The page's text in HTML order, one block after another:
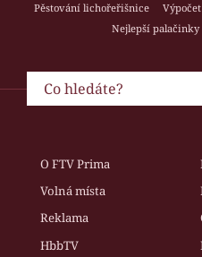
Pěstování lichořeřišnice
Nejlepší palačinky
O FTV Prima
Volná místa
Reklama
HbbTV